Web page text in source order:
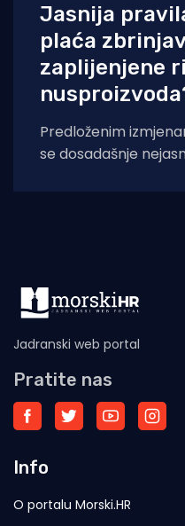
Jasnija
plaća
zaplijenjene
Predloženim
se dosadašnje
Jadranski web portal
Pratite nas
Info
O portalu Morski.HR